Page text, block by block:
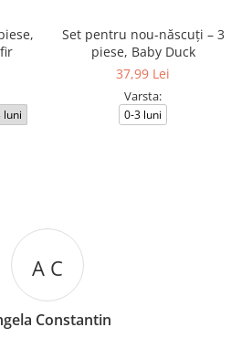
luni
Set pentru nou-născuți – 3
piese, Baby Duck
37,99 Lei
Varsta:
0-3 luni
A C
Constantin